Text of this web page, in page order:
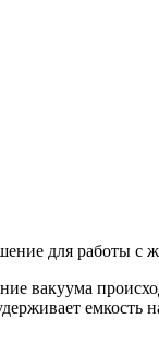
для работы с
вакуума
емкость